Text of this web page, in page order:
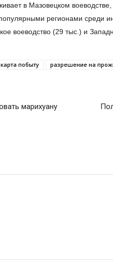
в Мазовецком
регионами среди
воеводство (29 тыс.) и
карта побыту разрешение на
марихуану